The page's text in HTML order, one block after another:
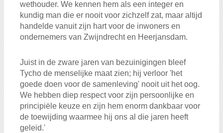
wethouder. We kennen hem als een integer en
kundig man die er nooit voor zichzelf zat, maar altijd
handelde vanuit zijn hart voor de inwoners en
ondernemers van Zwijndrecht en Heerjansdam.
Juist in de zware jaren van bezuinigingen bleef
Tycho de menselijke maat zien; hij verloor 'het
goede doen voor de samenleving' nooit uit het oog.
We hebben diep respect voor zijn persoonlijke en
principiële keuze en zijn hem enorm dankbaar voor
de toewijding waarmee hij ons al die jaren heeft
geleid.'